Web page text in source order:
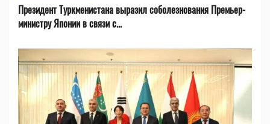
Президент Туркменистана выразил соболезнования Премьер-
министру Японии в связи с...